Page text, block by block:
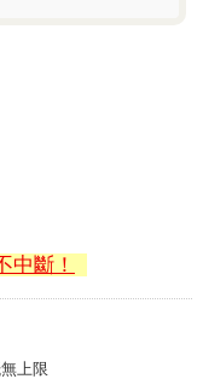
中斷！
上限